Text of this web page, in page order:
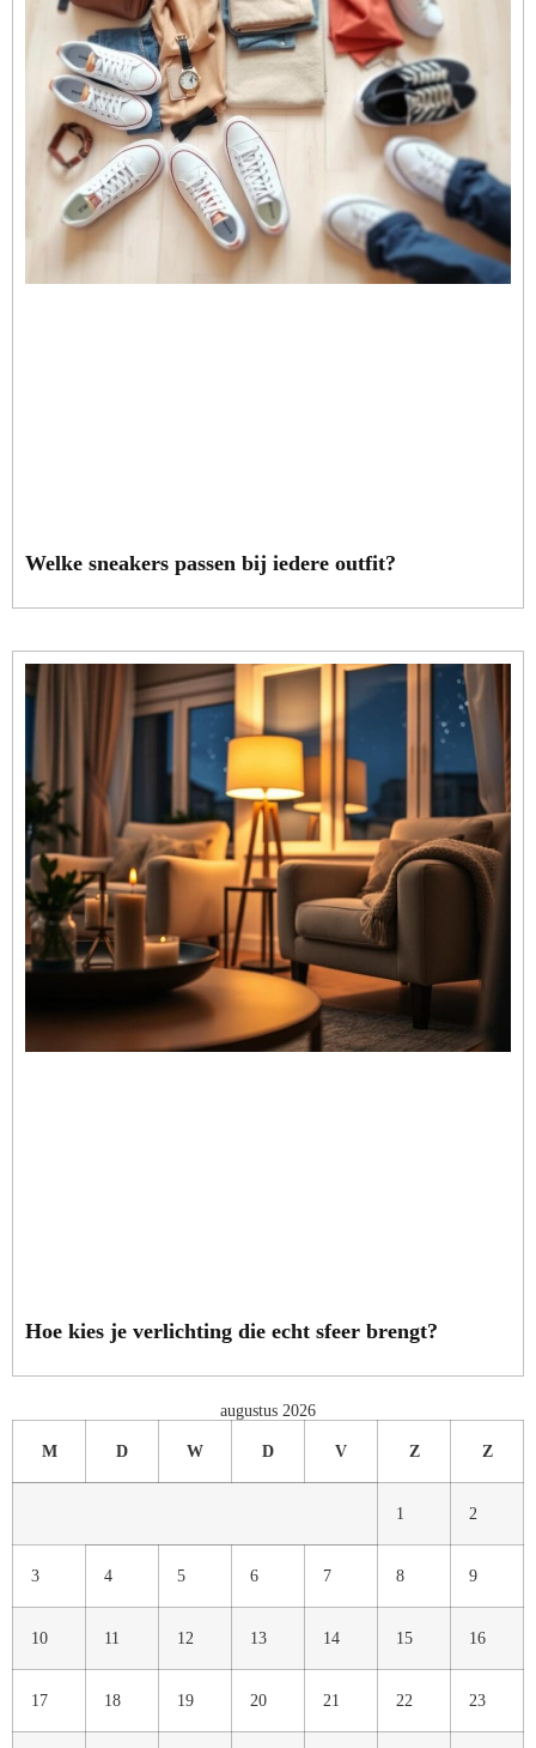
Welke sneakers passen bij iedere outfit?
Hoe kies je verlichting die echt sfeer brengt?
augustus 2026
M D W D V Z Z
1 2
3 4 5 6 7 8 9
10 11 12 13 14 15 16
17 18 19 20 21 22 23